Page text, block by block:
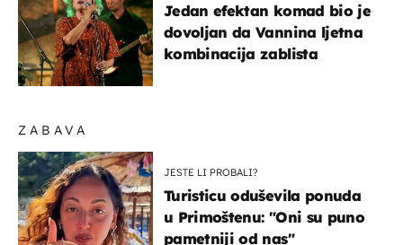
ZABAVA
JESTE LI PROBALI?
Turisticu oduševila ponuda
u Primoštenu: "Oni su puno
pametniji od nas"
Jedan efektan komad bio je
dovoljan da Vannina ljetna
kombinacija zablista